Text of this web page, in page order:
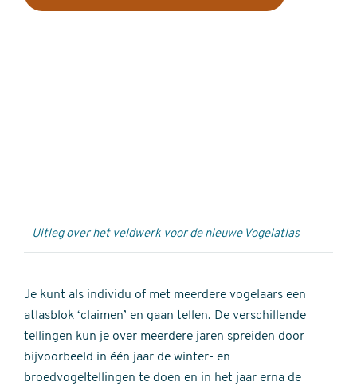
Uitleg over het veldwerk voor de nieuwe Vogelatlas
Je kunt als individu of met meerdere vogelaars een
atlasblok ‘claimen’ en gaan tellen. De verschillende
tellingen kun je over meerdere jaren spreiden door
bijvoorbeeld in één jaar de winter- en
broedvogeltellingen te doen en in het jaar erna de